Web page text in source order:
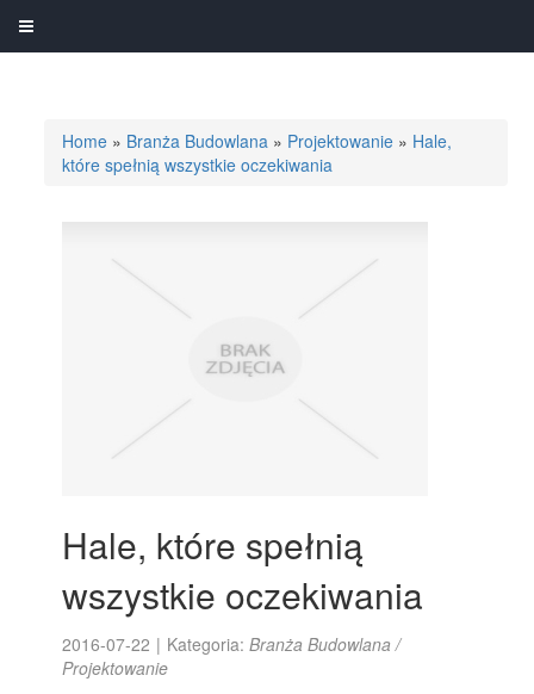
Home » Branża Budowlana » Projektowanie » Hale,
które spełnią wszystkie oczekiwania
Hale, które spełnią
wszystkie oczekiwania
2016-07-22 | Kategoria:Branża Budowlana /
Projektowanie